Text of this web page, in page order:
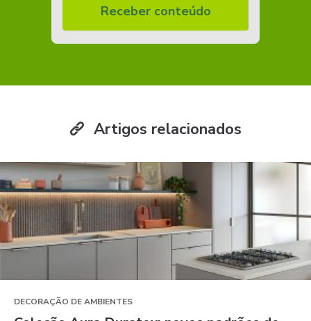
Receber conteúdo
Artigos relacionados
DECORAÇÃO DE AMBIENTES